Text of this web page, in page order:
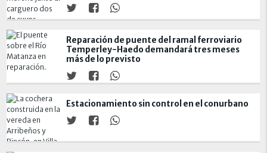
Reparación de puente del ramal ferroviario
Temperley-Haedo demandará tres meses
más de lo previsto
Estacionamiento sin control en el conurbano